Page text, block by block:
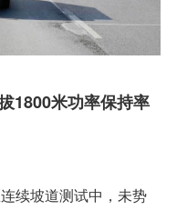
1800米功率保持率
续坡道测试中，未势